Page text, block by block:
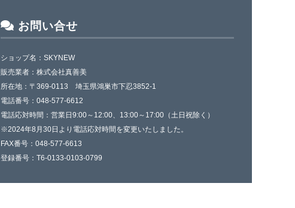
お問い合せ
ショップ名：SKYNEW
販売業者：株式会社真善美
所在地：〒369-0113 埼玉県鴻巣市下忍3852-1
電話番号：048-577-6612
電話応対時間：営業日9:00～12:00、13:00～17:00（土日祝除く）
※2024年8月30日より電話応対時間を変更いたしました。
FAX番号：048-577-6613
登録番号：T6-0133-0103-0799